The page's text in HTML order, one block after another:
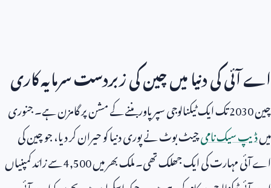
اے آئی کی دنیا میں چین کی زبردست سرمایہ کاری
چین2030تک ایک ٹیکنالوجی سپر پاور بننے کے مشن پر گامزن ہے۔ جنوری
میںڈیپ سیک نامیچیٹ بوٹ نے پوری دنیا کو حیران کر دیا، جو چین کی
اے آئی مہارت کی ایک جھلک تھی۔ ملک بھر میں4,500سے زائد کمپنیاں